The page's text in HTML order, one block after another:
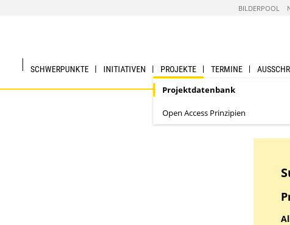
BILDERPOOL
SCHWERPUNKTE INITIATIVEN PROJEKTE
Projektdatenbank
Open Access Prinzipien
TERMINE